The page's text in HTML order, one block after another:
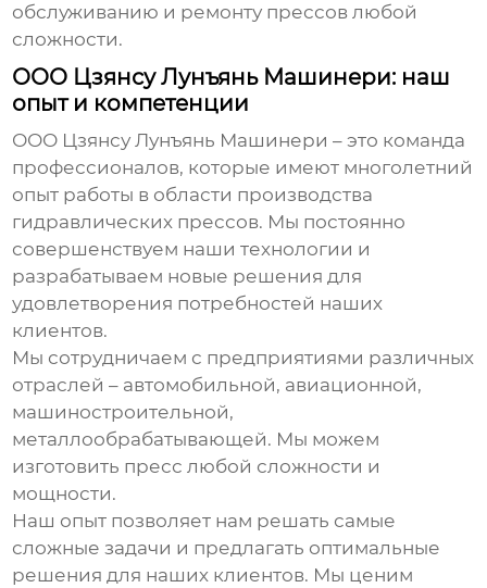
обслуживанию и ремонту прессов любой
сложности.
ООО Цзянсу Лунъянь Машинери: наш
опыт и компетенции
ООО Цзянсу Лунъянь Машинери – это команда
профессионалов, которые имеют многолетний
опыт работы в области производства
гидравлических прессов. Мы постоянно
совершенствуем наши технологии и
разрабатываем новые решения для
удовлетворения потребностей наших
клиентов.
Мы сотрудничаем с предприятиями различных
отраслей – автомобильной, авиационной,
машиностроительной,
металлообрабатывающей. Мы можем
изготовить пресс любой сложности и
мощности.
Наш опыт позволяет нам решать самые
сложные задачи и предлагать оптимальные
решения для наших клиентов. Мы ценим